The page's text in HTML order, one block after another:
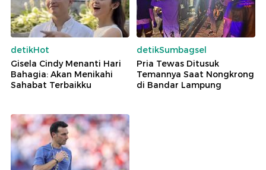
detikHot
Gisela Cindy Menanti Hari
Bahagia: Akan Menikahi
Sahabat Terbaikku
detikSumbagsel
Pria Tewas Ditusuk
Temannya Saat Nongkrong
di Bandar Lampung